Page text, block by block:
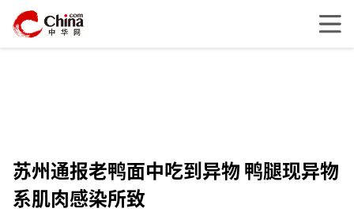
苏州通报老鸭面中吃到异物 鸭腿现异物
系肌肉感染所致